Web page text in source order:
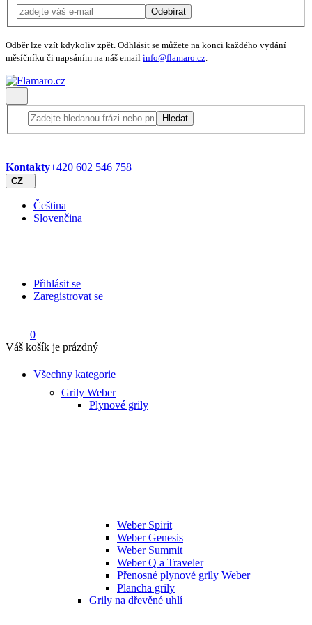
Odebírat
Odběr lze vzít kdykoliv zpět. Odhlásit se můžete na konci každého vydání
měsíčníku či napsáním na náš email info@flamaro.cz.
Hledat
Kontakty+420 602 546 758
CZ
Čeština
Slovenčina
Přihlásit se
Zaregistrovat se
0
Váš košík je prázdný
Všechny kategorie
Grily Weber
Plynové grily
Weber Spirit
Weber Genesis
Weber Summit
Weber Q a Traveler
Přenosné plynové grily Weber
Plancha grily
Grily na dřevěné uhlí